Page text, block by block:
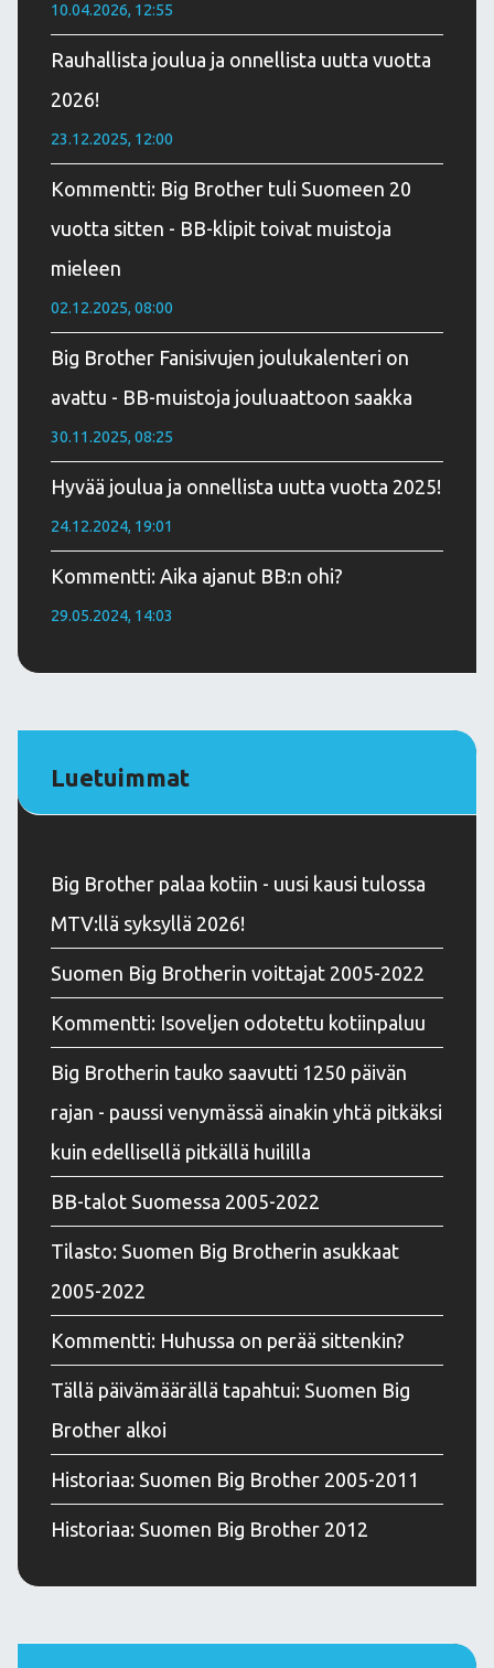
10.04.2026, 12:55
Rauhallista joulua ja onnellista uutta vuotta
2026!
23.12.2025, 12:00
Kommentti: Big Brother tuli Suomeen 20
vuotta sitten - BB-klipit toivat muistoja
mieleen
02.12.2025, 08:00
Big Brother Fanisivujen joulukalenteri on
avattu - BB-muistoja jouluaattoon saakka
30.11.2025, 08:25
Hyvää joulua ja onnellista uutta vuotta 2025!
24.12.2024, 19:01
Kommentti: Aika ajanut BB:n ohi?
29.05.2024, 14:03
Luetuimmat
Big Brother palaa kotiin - uusi kausi tulossa
MTV:llä syksyllä 2026!
Suomen Big Brotherin voittajat 2005-2022
Kommentti: Isoveljen odotettu kotiinpaluu
Big Brotherin tauko saavutti 1250 päivän
rajan - paussi venymässä ainakin yhtä pitkäksi
kuin edellisellä pitkällä huililla
BB-talot Suomessa 2005-2022
Tilasto: Suomen Big Brotherin asukkaat
2005-2022
Kommentti: Huhussa on perää sittenkin?
Tällä päivämäärällä tapahtui: Suomen Big
Brother alkoi
Historiaa: Suomen Big Brother 2005-2011
Historiaa: Suomen Big Brother 2012